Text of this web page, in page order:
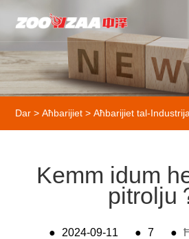
Dar > Aħbarijiet >Aħbarijiet tal-
Kemm idum
pitrolju
● 2024-09-11 ● 7 ●